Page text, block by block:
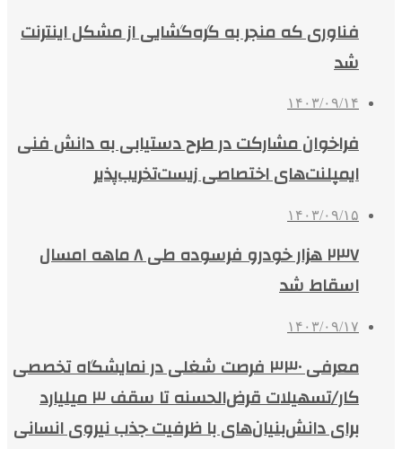
فناوری که منجر به گره‌گشایی از مشکل اینترنت
شد
۱۴۰۳/۰۹/۱۴
فراخوان مشارکت در طرح دستیابی به دانش فنی
ایمپلنت‌های اختصاصی زیست‌تخریب‌پذیر
۱۴۰۳/۰۹/۱۵
۲۳۷ هزار خودرو فرسوده طی ۸ ماهه امسال
اسقاط شد
۱۴۰۳/۰۹/۱۷
معرفی ۳۳۰ فرصت شغلی در نمایشگاه تخصصی
کار/تسهیلات قرض‌الحسنه تا سقف ۳ میلیارد
برای دانش‌بنیان‌های با ظرفیت جذب نیروی انسانی